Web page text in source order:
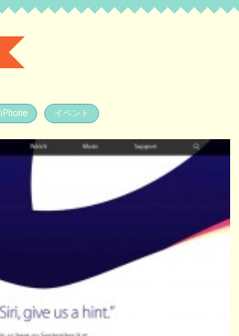
iPhone イベント